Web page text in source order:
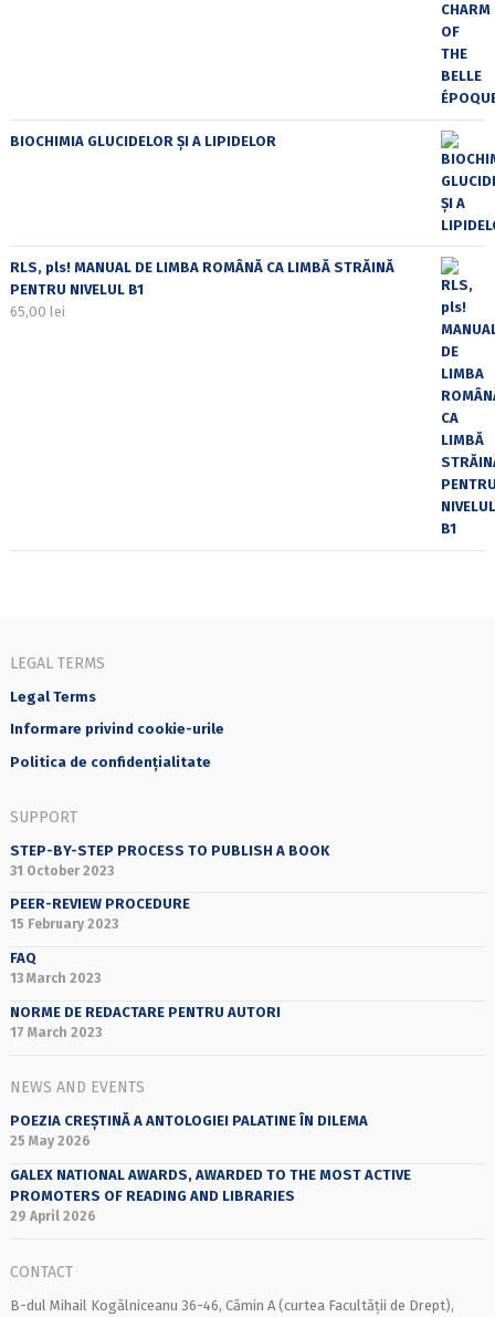
BIOCHIMIA GLUCIDELOR ȘI A LIPIDELOR
RLS, pls! MANUAL DE LIMBA ROMÂNĂ CA LIMBĂ STRĂINĂ
PENTRU NIVELUL B1
65,00 lei
LEGAL TERMS
Legal Terms
Informare privind cookie-urile
Politica de confidențialitate
SUPPORT
STEP-BY-STEP PROCESS TO PUBLISH A BOOK
31 October 2023
PEER-REVIEW PROCEDURE
15 February 2023
FAQ
13 March 2023
NORME DE REDACTARE PENTRU AUTORI
17 March 2023
NEWS AND EVENTS
POEZIA CREȘTINĂ A ANTOLOGIEI PALATINE ÎN DILEMA
25 May 2026
GALEX NATIONAL AWARDS, AWARDED TO THE MOST ACTIVE
PROMOTERS OF READING AND LIBRARIES
29 April 2026
CONTACT
B-dul Mihail Kogălniceanu 36-46, Cămin A (curtea Facultății de Drept),